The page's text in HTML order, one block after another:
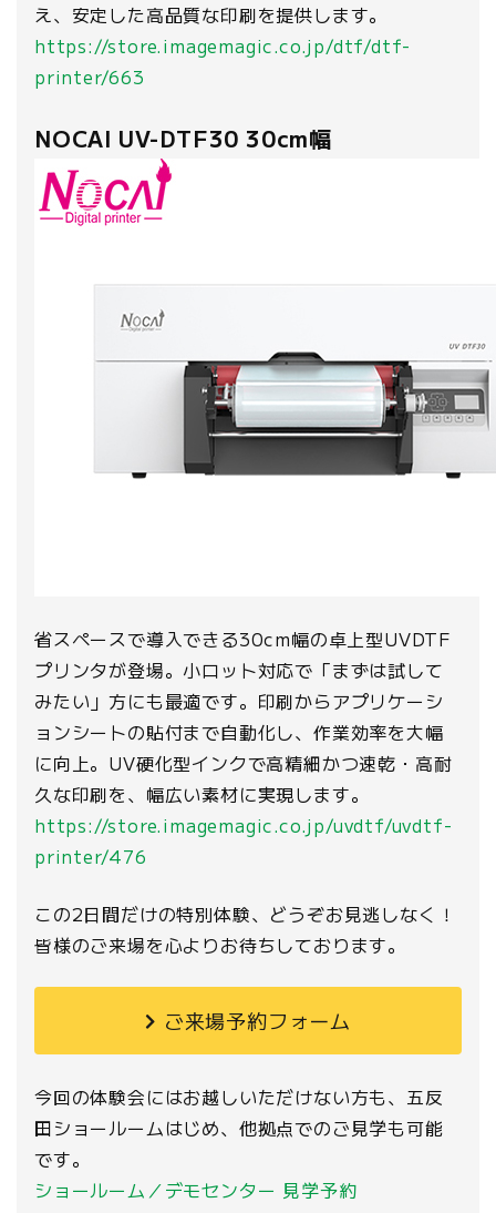
え、安定した高品質な印刷を提供します。
https://store.imagemagic.co.jp/dtf/dtf-
printer/663
NOCAI UV-DTF30 30cm幅
省スペースで導入できる30cm幅の卓上型UVDTF
プリンタが登場。小ロット対応で「まずは試して
みたい」方にも最適です。印刷からアプリケーシ
ョンシートの貼付まで自動化し、作業効率を大幅
に向上。UV硬化型インクで高精細かつ速乾・高耐
久な印刷を、幅広い素材に実現します。
https://store.imagemagic.co.jp/uvdtf/uvdtf-
printer/476
この2日間だけの特別体験、どうぞお見逃しなく！
皆様のご来場を心よりお待ちしております。
ご来場予約フォーム
今回の体験会にはお越しいただけない方も、五反
田ショールームはじめ、他拠点でのご見学も可能
です。
ショールーム／デモセンター 見学予約